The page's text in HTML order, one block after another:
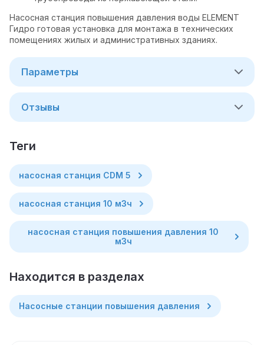
Насосная станция повышения давления воды ELEMENT
Гидро готовая установка для монтажа в технических
помещениях жилых и административных зданиях.
Параметры
Отзывы
теги
насосная станция CDM 5
насосная станция 10 м3ч
насосная станция повышения давления 10
м3ч
Находится в разделах
Насосные станции повышения давления